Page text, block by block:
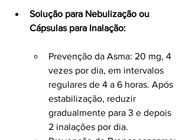
Solução para Nebulização ou
Cápsulas para Inalação:
Prevenção da Asma: 20 mg, 4
vezes por dia, em intervalos
regulares de 4 a 6 horas. Após
estabilização, reduzir
gradualmente para 3 e depois
2 inalações por dia.